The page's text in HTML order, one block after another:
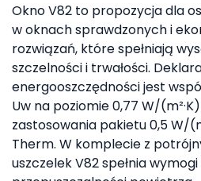
Okno V82 to propozycja dla
w oknach sprawdzonych i
rozwiązań, które spełniają
szczelności i trwałości.
energooszczędności jest
Uw na poziomie 0,77 W/
zastosowania pakietu 0,5 W/
Therm. W komplecie z
uszczelek V82 spełnia wymogi